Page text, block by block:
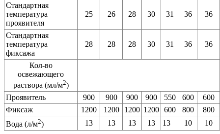
Стандартная
температура
проявителя
25 26 28 30 31 36 36
Стандартная
температура
фиксажа
28 28 28 30 31 36 36
Кол-во
освежающего
раствора (мл/м2)
Проявитель
900 900 900 900 550 600
600
Фиксаж
1200 1200 1200 1200 600 800
800
Вода (л/м2) 13 13 13 13 13 10 10